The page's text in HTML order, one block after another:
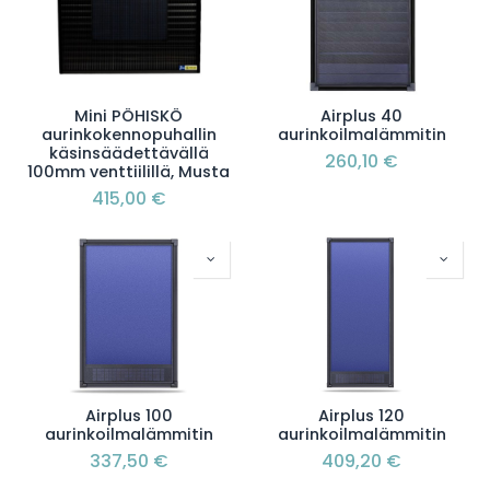
Mini PÖHISKÖ
aurinkokennopuhallin
käsinsäädettävällä
100mm venttiilillä, Musta
415,00 €
Airplus 40
aurinkoilmalämmitin
260,10 €
Airplus 100
aurinkoilmalämmitin
337,50 €
Airplus 120
aurinkoilmalämmitin
409,20 €